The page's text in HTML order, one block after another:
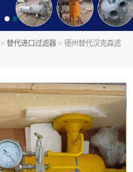
> 替代进口过滤器 > 德州替代汉克森滤
管道过滤器
液氨除油除水过滤器
酸雾聚结分离器
替代进口过滤器
耐腐蚀除雾器滤芯